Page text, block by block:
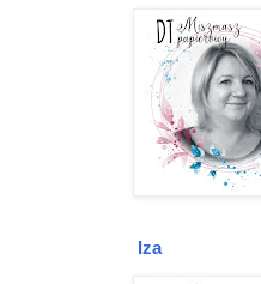
Iza